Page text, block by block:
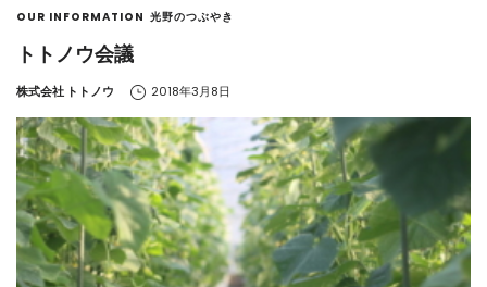
OUR INFORMATION 光野のつぶやき
トトノウ会議
by
株式会社 トトノウ 2018年3月8日